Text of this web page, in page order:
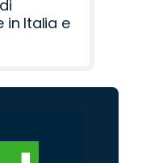
in Italia e